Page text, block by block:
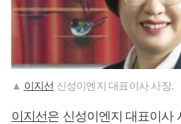
▲ 이지선 신성이엔지 대표이사 사장.
이지선은 신성이엔지 대표이사